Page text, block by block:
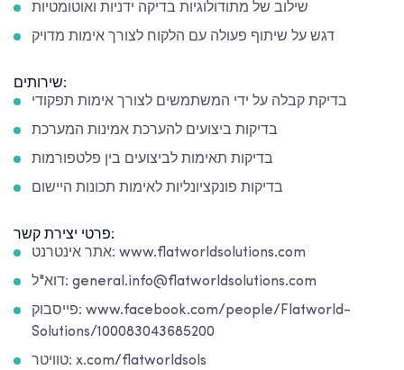
שילוב של מתודולוגיות בדיקה ידניות ואוטומטיות
דגש על שיתוף פעולה עם הלקוח לצורך אימות מדויק
שירותים:
בדיקת קבלה על ידי המשתמשים לצורך אימות תפקודי
בדיקות ביצועים להערכת אמינות המערכת
בדיקות תאימות לביצועים בין פלטפורמות
בדיקות פונקציונליות לאימות תכונות היישום
פרטי יצירת קשר:
אתר אינטרנט: www.flatworldsolutions.com
דוא"ל: general.info@flatworldsolutions.com
פייסבוק: www.facebook.com/people/Flatworld-
Solutions/100083043685200
טוויטר: x.com/flatworldsols